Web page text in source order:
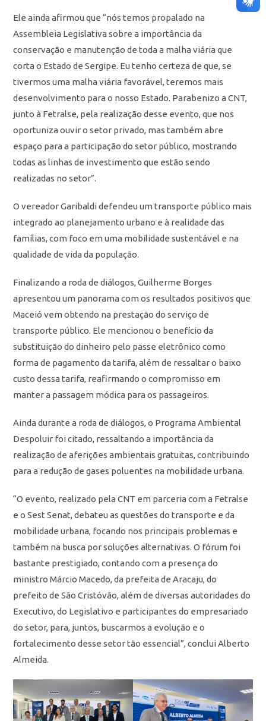
Ele ainda afirmou que “nós temos propalado na
Assembleia Legislativa sobre a importância da
conservação e manutenção de toda a malha viária que
corta o Estado de Sergipe. Eu tenho certeza de que, se
tivermos uma malha viária favorável, teremos mais
desenvolvimento para o nosso Estado. Parabenizo a CNT,
junto à Fetralse, pela realização desse evento, que nos
oportuniza ouvir o setor privado, mas também abre
espaço para a participação do setor público, mostrando
todas as linhas de investimento que estão sendo
realizadas no setor”.
O vereador Garibaldi defendeu um transporte público mais
integrado ao planejamento urbano e à realidade das
famílias, com foco em uma mobilidade sustentável e na
qualidade de vida da população.
Finalizando a roda de diálogos, Guilherme Borges
apresentou um panorama com os resultados positivos que
Maceió vem obtendo na prestação do serviço de
transporte público. Ele mencionou o benefício da
substituição do dinheiro pelo passe eletrônico como
forma de pagamento da tarifa, além de ressaltar o baixo
custo dessa tarifa, reafirmando o compromisso em
manter a passagem módica para os passageiros.
Ainda durante a roda de diálogos, o Programa Ambiental
Despoluir foi citado, ressaltando a importância da
realização de aferições ambientais gratuitas, contribuindo
para a redução de gases poluentes na mobilidade urbana.
“O evento, realizado pela CNT em parceria com a Fetralse
e o Sest Senat, debateu as questões do transporte e da
mobilidade urbana, focando nos principais problemas e
também na busca por soluções alternativas. O fórum foi
bastante prestigiado, contando com a presença do
ministro Márcio Macedo, da prefeita de Aracaju, do
prefeito de São Cristóvão, além de diversas autoridades do
Executivo, do Legislativo e participantes do empresariado
do setor, para, juntos, buscarmos a evolução e o
fortalecimento desse setor tão essencial”, conclui Alberto
Almeida.